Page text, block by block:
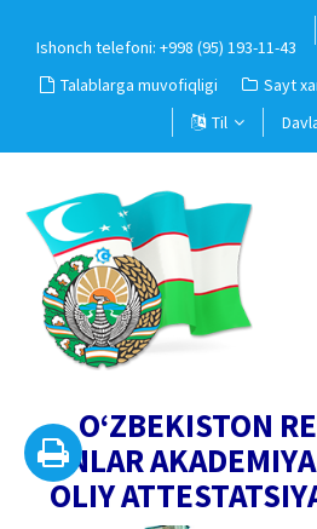
Ishonch telefoni: +998 (95) 193-11-43
Talablarga muvofiqligi Sayt
Til
O‘ZBEKISTON
FANLAR
OLIY